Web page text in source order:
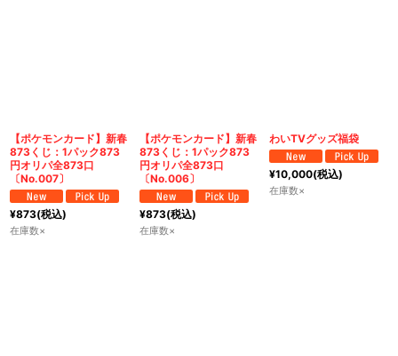
【ポケモンカード】新春
873くじ：1パック873
円オリパ全873口
〔No.007〕
¥873(税込)
在庫数×
【ポケモンカード】新春
873くじ：1パック873
円オリパ全873口
〔No.006〕
¥873(税込)
在庫数×
わいTVグッズ福袋
¥10,000(税込)
在庫数×